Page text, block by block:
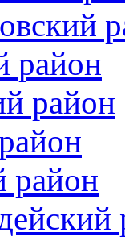
район
район
район